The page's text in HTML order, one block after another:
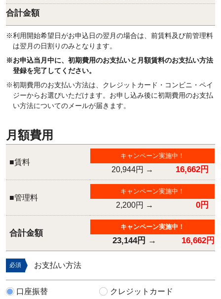
合計金額
※利用開始希望日がお申込日の翌月の場合は、前賃料及び前管理料
は翌月の日割りのみとなります。
※お申込当月中に、初期費用のお支払いと月額賃料のお支払い方法
登録を完了してください。
※初期費用のお支払い方法は、クレジットカード・コンビニ・ペイ
ジーからお選びいただけます。お申し込み後に初期費用のお支払
い方法についてのメールが届きます。
月額費用
■賃料
キャンペーン実施中！
20,944円 → 16,662円
■管理料
キャンペーン実施中！
2,200円 → 0円
合計金額
キャンペーン実施中！
23,144円 → 16,662円
必須 お支払い方法
口座振替 クレジットカード